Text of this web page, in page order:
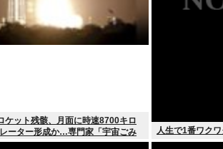
ケット残骸、月面に時速8700キロ
ーター形成か…専門家「宇宙ごみ
人生で1番ワク